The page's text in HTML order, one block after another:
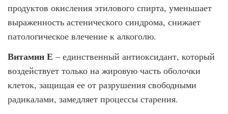
продуктов окисления этилового спирта, уменьшает
выраженность астенического синдрома, снижает
патологическое влечение к алкоголю.
Витамин Е – единственный антиоксидант, который
воздействует только на жировую часть оболочки
клеток, защищая ее от разрушения свободными
радикалами, замедляет процессы старения.